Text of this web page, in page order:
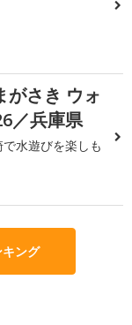
がさき ウォ
／兵庫県
水遊びを楽しも
ング